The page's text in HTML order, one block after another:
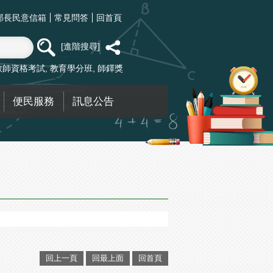
長民意信箱 常見問答 回首頁
進階搜尋
師資格考試 教育學分班 師鐸獎
便民服務 訊息公告
回上一頁 回最上面 回首頁